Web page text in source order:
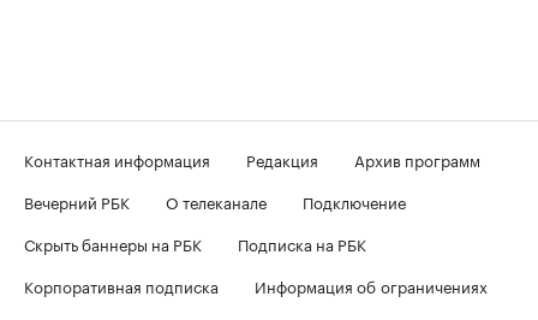
Контактная информация Редакция
Архив программ
Вечерний РБК
О телеканале
Подключение
Скрыть баннеры на РБК
Подписка на РБК
Корпоративная подписка
Информация об ограничениях